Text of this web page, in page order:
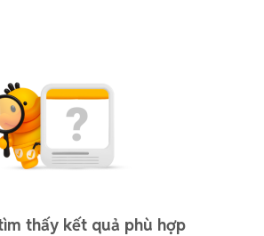
thấy kết quả phù hợp